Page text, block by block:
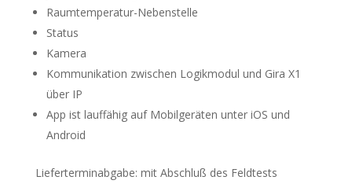
Raumtemperatur-Nebenstelle
Status
Kamera
Kommunikation zwischen Logikmodul und Gira X1
über IP
App ist lauffähig auf Mobilgeräten unter iOS und
Android
Lieferterminabgabe: mit Abschluß des Feldtests